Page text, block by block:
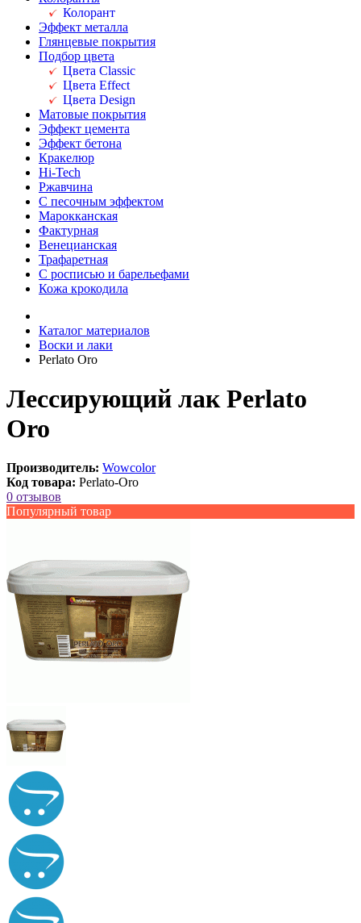
Колорант
Эффект металла
Глянцевые покрытия
Подбор цвета
Цвета Classic
Цвета Effect
Цвета Design
Матовые покрытия
Эффект цемента
Эффект бетона
Кракелюр
Hi-Tech
Ржавчина
С песочным эффектом
Марокканская
Фактурная
Венецианская
Трафаретная
С росписью и барельефами
Кожа крокодила
Каталог материалов
Воски и лаки
Perlato Oro
Лессирующий лак Perlato
Oro
Производитель: Wowcolor
Код товара: Perlato-Oro
0 отзывов
Популярный товар